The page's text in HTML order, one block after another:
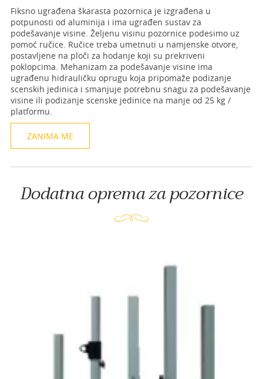
Fiksno ugrađena škarasta pozornica je izgrađena u
potpunosti od aluminija i ima ugrađen sustav za
podešavanje visine. Željenu visinu pozornice podesimo uz
pomoć ručice. Ručice treba umetnuti u namjenske otvore,
postavljene na ploči za hodanje koji su prekriveni
poklopcima. Mehanizam za podešavanje visine ima
ugrađenu hidrauličku oprugu koja pripomaže podizanje
scenskih jedinica i smanjuje potrebnu snagu za podešavanje
visine ili podizanje scenske jedinice na manje od 25 kg /
platformu.
ZANIMA ME
Dodatna oprema za pozornice